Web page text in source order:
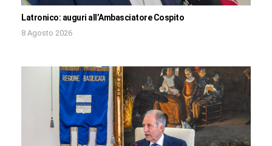
Latronico: auguri all’Ambasciatore Cospito
8 Agosto 2026